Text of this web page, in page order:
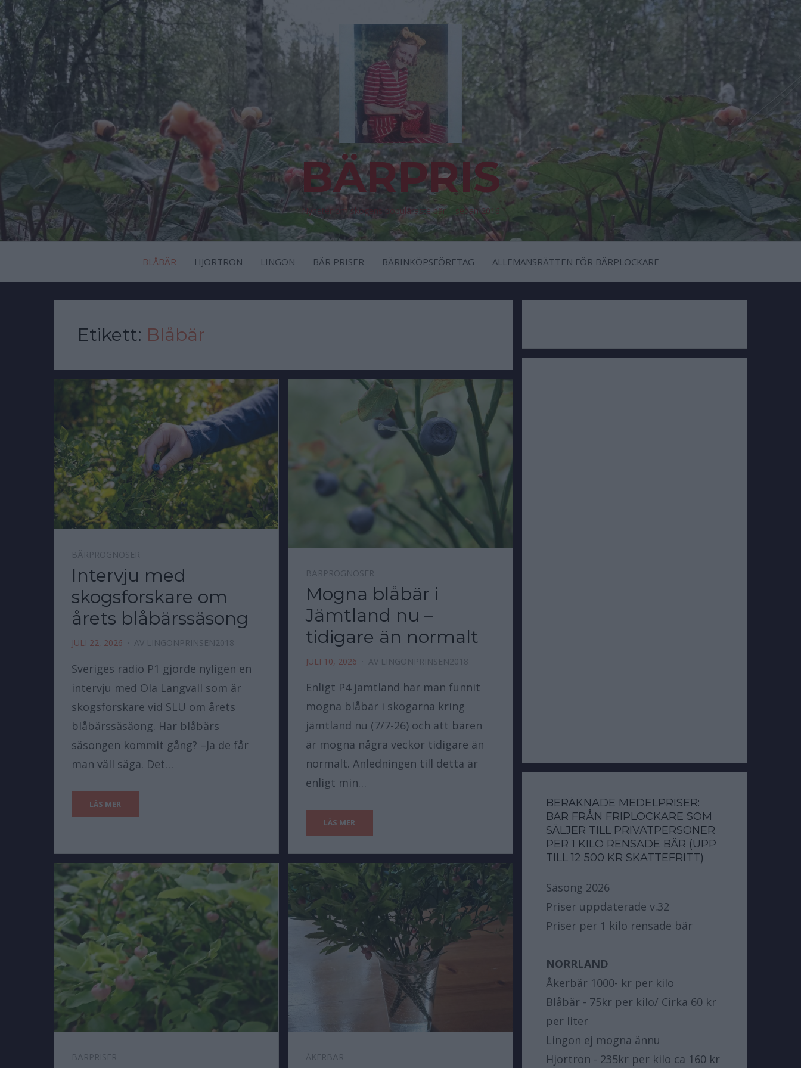
BÄRPRIS
Nyheter om skogens populäraste bär – sedan 2016
BLÅBÄR HJORTRON LINGON BÄR PRISER BÄRINKÖPSFÖRETAG ALLEMANSRÄTTEN FÖR BÄRPLOCKARE
Etikett: Blåbär
BÄRPROGNOSER
Intervju med
skogsforskare om
årets blåbärssäsong
JULI 22, 2026 AV LINGONPRINSEN2018
Sveriges radio P1 gjorde nyligen en
intervju med Ola Langvall som är
skogsforskare vid SLU om årets
blåbärssäsäong. Har blåbärs
säsongen kommit gång? –Ja de får
man väll säga. Det…
LÄS MER
BÄRPROGNOSER
Mogna blåbär i
Jämtland nu –
tidigare än normalt
JULI 10, 2026 AV LINGONPRINSEN2018
Enligt P4 jämtland har man funnit
mogna blåbär i skogarna kring
jämtland nu (7/7-26) och att bären
är mogna några veckor tidigare än
normalt. Anledningen till detta är
enligt min…
LÄS MER
BÄRPRISER ÅKERBÄR
BERÄKNADE MEDELPRISER:
BÄR FRÅN FRIPLOCKARE SOM
SÄLJER TILL PRIVATPERSONER
PER 1 KILO RENSADE BÄR (UPP
TILL 12 500 KR SKATTEFRITT)
Säsong 2026
Priser uppdaterade v.32
Priser per 1 kilo rensade bär
NORRLAND
Åkerbär 1000- kr per kilo
Blåbär - 75kr per kilo/ Cirka 60 kr
per liter
Lingon ej mogna ännu
Hjortron - 235kr per kilo ca 160 kr